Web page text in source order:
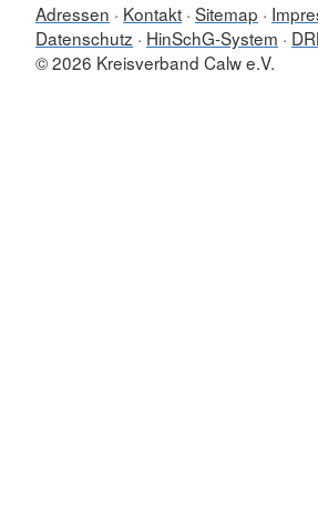
Adressen Kontakt Sitemap
Datenschutz
HinSchG-System
© 2026 Kreisverband Calw e.V.